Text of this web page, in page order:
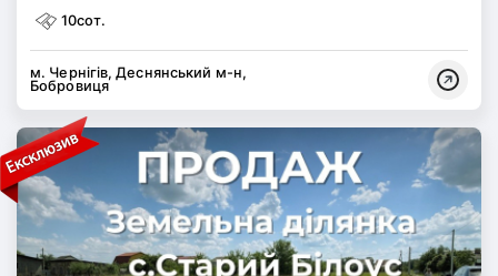
10сот.
м. Чернігів, Деснянський м-н,
Бобровиця